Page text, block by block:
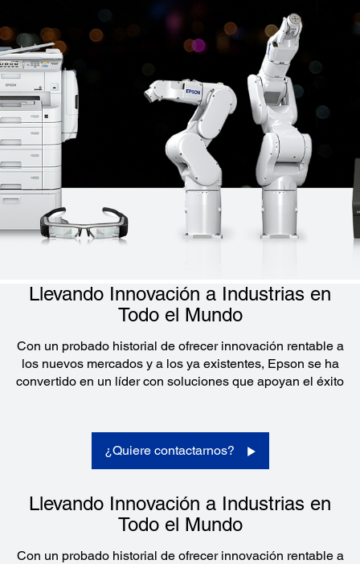
Llevando Innovación a Industrias en
Todo el Mundo
Con un probado historial de ofrecer innovación rentable a
los nuevos mercados y a los ya existentes, Epson se ha
convertido en un líder con soluciones que apoyan el éxito
¿Quiere contactarnos?
Llevando Innovación a Industrias en
Todo el Mundo
Con un probado historial de ofrecer innovación rentable a